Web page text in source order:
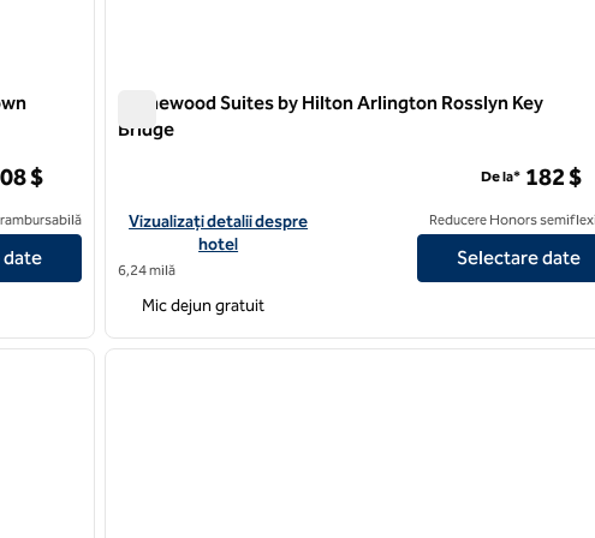
DC/Georgetown Area
$
date
Homewood Suites by Hilton Arlington Rosslyn Key
Bridge
Vizualizați detaliile hotelului pentru Homewood Suites by Hilton
Vizualizați detalii despre
hotel
6,24 milă
De la* 182 $
Reducere Honors
Selectare date
Mic dejun gratuit
imaginea următoare
1 din 12